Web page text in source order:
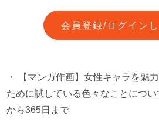
会員登録/ログイン
・
【マンガ作画】女性キャラを魅
ために試している色々なことについ
から365日まで